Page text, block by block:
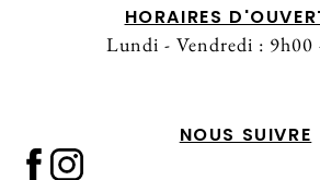
HORAIRES
Lundi - Vendredi : 9h00
NOUS SUIVRE